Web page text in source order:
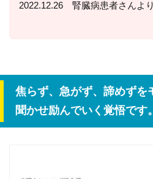
2022.12.26 腎臓病患者さんよ
焦らず、急がず、諦めずを
聞かせ励んでいく覚悟です。